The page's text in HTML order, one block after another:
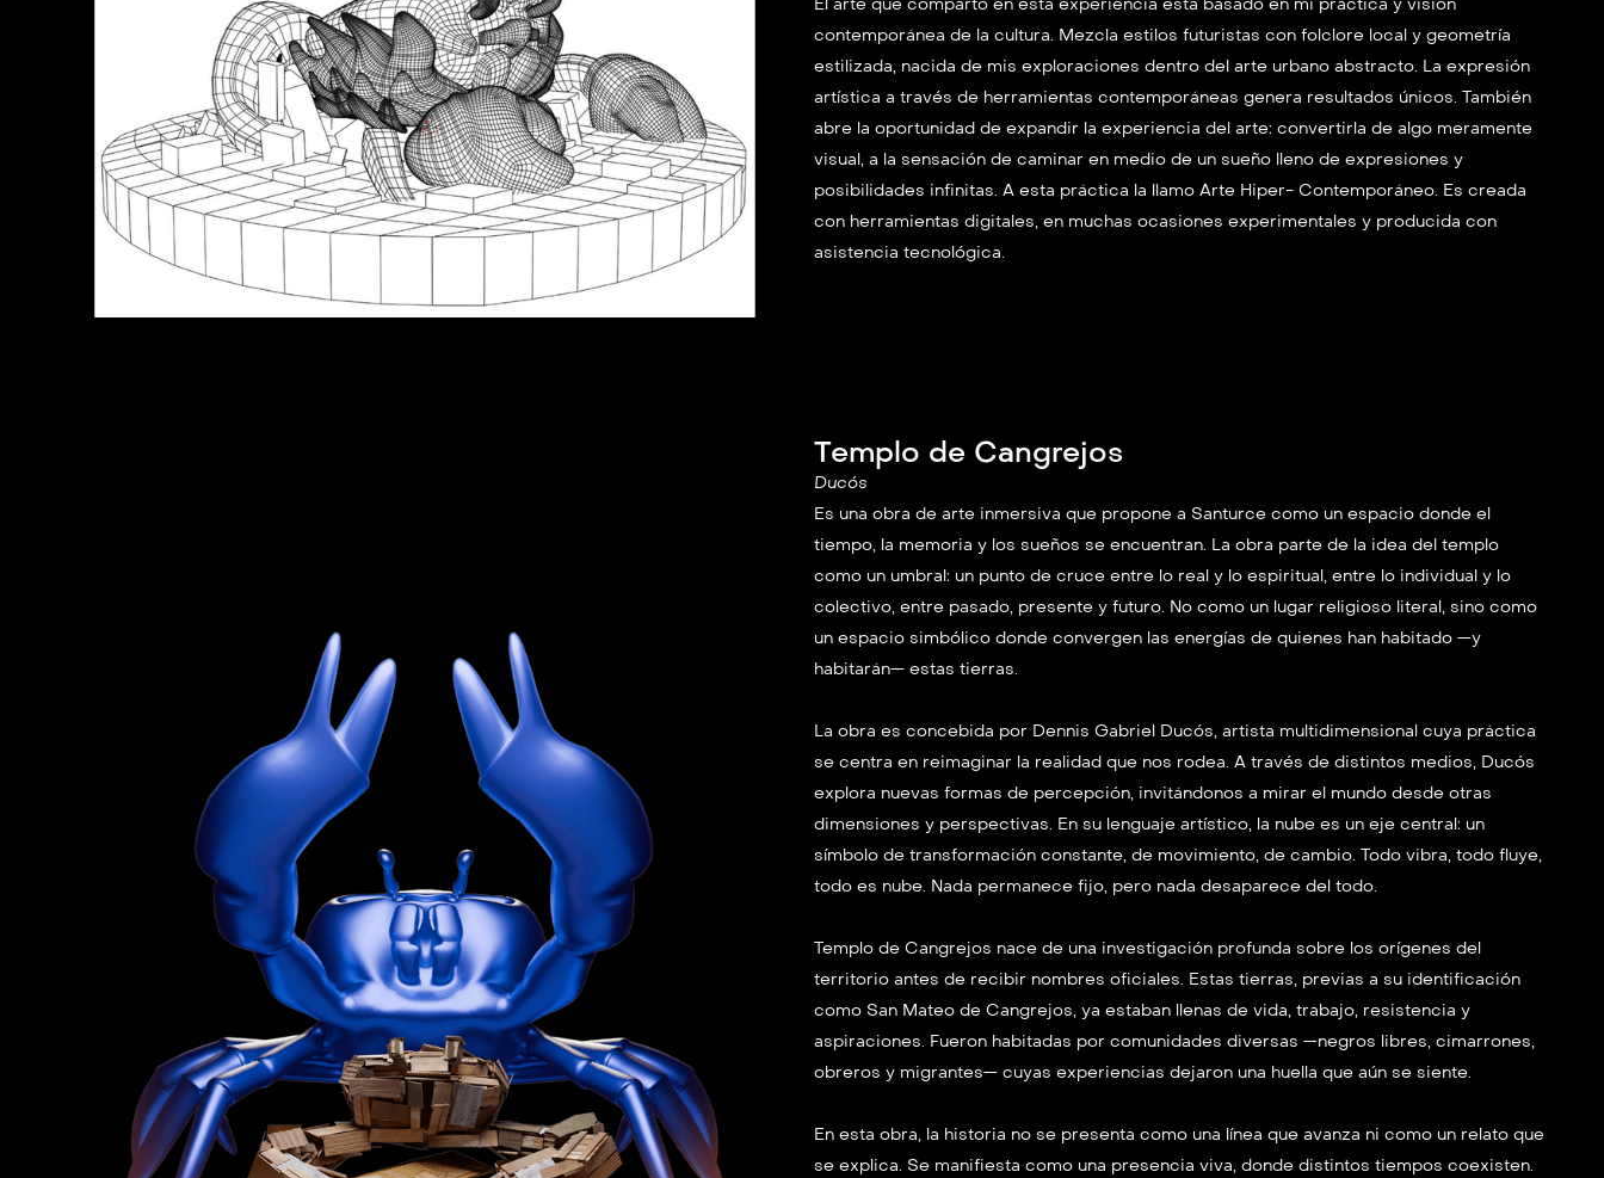
El arte que comparto en esta experiencia está basado en mi práctica y visión
contemporánea de la cultura. Mezcla estilos futuristas con folclore local y geometría
estilizada, nacida de mis exploraciones dentro del arte urbano abstracto. La expresión
artística a través de herramientas contemporáneas genera resultados únicos. También
abre la oportunidad de expandir la experiencia del arte: convertirla de algo meramente
visual, a la sensación de caminar en medio de un sueño lleno de expresiones y
posibilidades infinitas. A esta práctica la llamo Arte Hiper- Contemporáneo. Es creada
con herramientas digitales, en muchas ocasiones experimentales y producida con
asistencia tecnológica.
Templo de Cangrejos
Ducós
Es una obra de arte inmersiva que propone a Santurce como un espacio donde el
tiempo, la memoria y los sueños se encuentran. La obra parte de la idea del templo
como un umbral: un punto de cruce entre lo real y lo espiritual, entre lo individual y lo
colectivo, entre pasado, presente y futuro. No como un lugar religioso literal, sino como
un espacio simbólico donde convergen las energías de quienes han habitado —y
habitarán— estas tierras.
La obra es concebida por Dennis Gabriel Ducós, artista multidimensional cuya práctica
se centra en reimaginar la realidad que nos rodea. A través de distintos medios, Ducós
explora nuevas formas de percepción, invitándonos a mirar el mundo desde otras
dimensiones y perspectivas. En su lenguaje artístico, la nube es un eje central: un
símbolo de transformación constante, de movimiento, de cambio. Todo vibra, todo fluye,
todo es nube. Nada permanece fijo, pero nada desaparece del todo.
Templo de Cangrejos nace de una investigación profunda sobre los orígenes del
territorio antes de recibir nombres oficiales. Estas tierras, previas a su identificación
como San Mateo de Cangrejos, ya estaban llenas de vida, trabajo, resistencia y
aspiraciones. Fueron habitadas por comunidades diversas —negros libres, cimarrones,
obreros y migrantes— cuyas experiencias dejaron una huella que aún se siente.
En esta obra, la historia no se presenta como una línea que avanza ni como un relato que
se explica. Se manifiesta como una presencia viva, donde distintos tiempos coexisten.